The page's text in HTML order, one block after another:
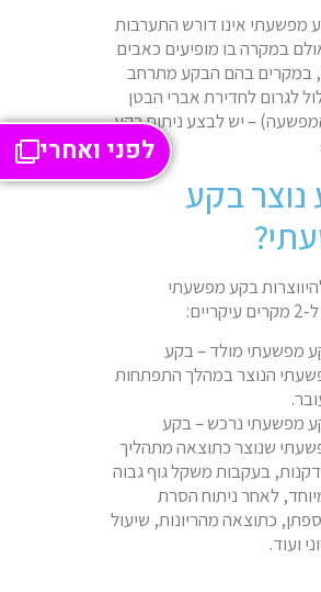
לפני ואחרי
מפשעתי אינו דורש התערבות
במקרה בו מופיעים כאבים
במקרים בהם הבקע מתרחב
לגרום לחדירת אברי הבטן
– יש לבצע ניתוח בקע
נוצר בקע
בקע מפשעתי
מפשעתי מולד – בקע
הנוצר במהלך התפתחות
מפשעתי נרכש – בקע
שנוצר כתוצאה מתהליך
בעקבות משקל גוף גבוה
לאחר ניתוח הסרת
כתוצאה מהריונות, שיעול
ועוד.